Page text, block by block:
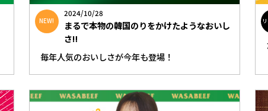
NEW!
2024/10/28
まるで本物の韓国のりをかけたようなおいし
さ‼
毎年人気のおいしさが今年も登場！